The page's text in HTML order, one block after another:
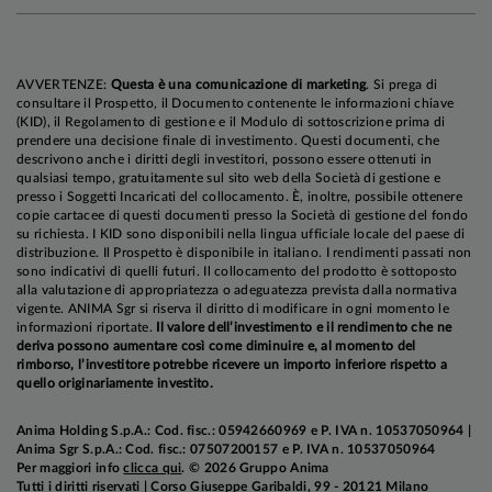
A nostro avviso, l’asticella per una prosecuzione
della stretta è molto alta, allo stato attuale, e lo
diventerà ancora di più con il passare del tempo:
manteniamo l’aspettativa di una fase di
contrazione dell’attività economica dal quarto
trimestre 2023, con una crescita anemica e un
consolidamento del processo di allentamento
delle pressioni sottostanti sull’inflazione nel
2024. La BCE, al contrario, ha rivisto al ribasso le
proiezioni di crescita nel biennio 2023-2024, ma
non si aspetta una recessione e ipotizza
grazie al calo dell’inflazione e alla resilienza del
mercato del lavoro. Se il nostro scenario centrale
AVVERTENZE: Questa è una comunicazione di marketing. Si prega di
consultare il Prospetto, il Documento contenente le informazioni chiave
(KID), il Regolamento di gestione e il Modulo di sottoscrizione prima di
prendere una decisione finale di investimento. Questi documenti, che
descrivono anche i diritti degli investitori, possono essere ottenuti in
qualsiasi tempo, gratuitamente sul sito web della Società di gestione e
presso i Soggetti Incaricati del collocamento. È, inoltre, possibile ottenere
copie cartacee di questi documenti presso la Società di gestione del fondo
su richiesta. I KID sono disponibili nella lingua ufficiale locale del paese di
distribuzione. Il Prospetto è disponibile in italiano. I rendimenti passati non
sono indicativi di quelli futuri. Il collocamento del prodotto è sottoposto
alla valutazione di appropriatezza o adeguatezza prevista dalla normativa
vigente. ANIMA Sgr si riserva il diritto di modificare in ogni momento le
informazioni riportate.
Il valore dell’investimento e il rendimento che ne
deriva possono aumentare così come diminuire e, al momento del
rimborso, l’investitore potrebbe ricevere un importo inferiore rispetto a
quello originariamente investito.
Anima Holding S.p.A.: Cod. fisc.: 05942660969 e P. IVA n. 10537050964 |
Anima Sgr S.p.A.: Cod. fisc.: 07507200157 e P. IVA n. 10537050964
Per maggiori infoclicca qui. © 2026 Gruppo Anima
Tutti i diritti riservati | Corso Giuseppe Garibaldi, 99 - 20121 Milano